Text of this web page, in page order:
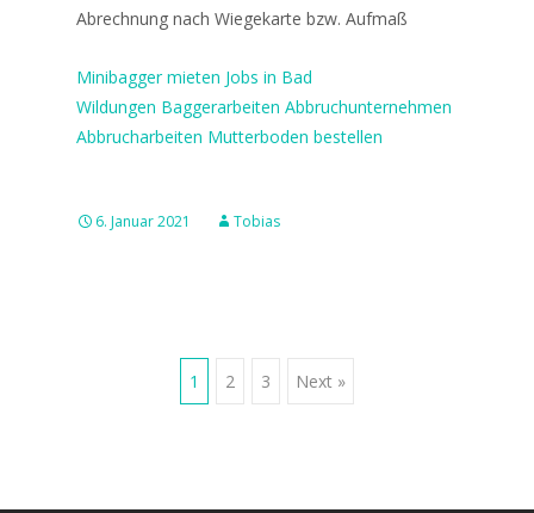
Abrechnung nach Wiegekarte bzw. Aufmaß
Minibagger mieten Jobs in Bad
Wildungen Baggerarbeiten Abbruchunternehmen
Abbrucharbeiten Mutterboden bestellen
6. Januar 2021 Tobias
Posts 1 2 3 Next »